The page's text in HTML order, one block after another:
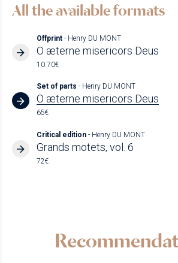
All the available formats
Offprint - Henry DU MONT
O æterne misericors Deus
10.70€
Set of parts - Henry DU MONT
O æterne misericors Deus
65€
Critical edition - Henry DU MONT
Grands motets, vol. 6
72€